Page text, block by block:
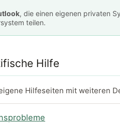
, die einen eigenen privaten
teilen.
Hilfe
Hilfeseiten mit weiteren